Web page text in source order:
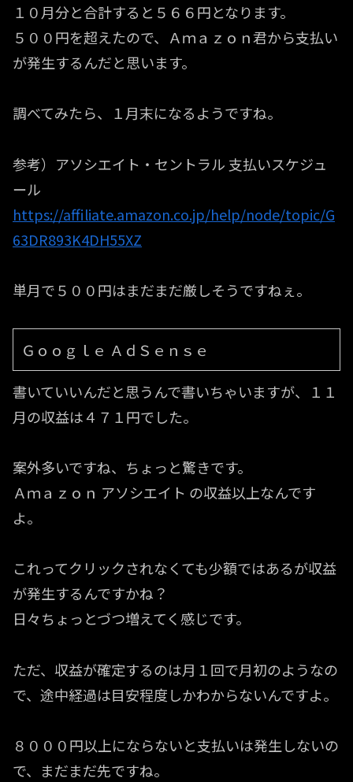
１０月分と合計すると５６６円となります。
５００円を超えたので、Ａｍａｚｏｎ君から支払い
が発生するんだと思います。
調べてみたら、１月末になるようですね。
参考）アソシエイト・セントラル 支払いスケジュ
ール
https://affiliate.amazon.co.jp/help/node/topic/G
63DR893K4DH55XZ
単月で５００円はまだまだ厳しそうですねぇ。
Ｇｏｏｇｌｅ ＡｄＳｅｎｓｅ
書いていいんだと思うんで書いちゃいますが、１１
月の収益は４７１円でした。
案外多いですね、ちょっと驚きです。
Ａｍａｚｏｎ アソシエイト の収益以上なんです
よ。
これってクリックされなくても少額ではあるが収益
が発生するんですかね？
日々ちょっとづつ増えてく感じです。
ただ、収益が確定するのは月１回で月初のようなの
で、途中経過は目安程度しかわからないんですよ。
８０００円以上にならないと支払いは発生しないの
で、まだまだ先ですね。